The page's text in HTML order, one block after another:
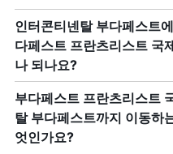
인터콘티넨탈 부다페스트
다페스트 프란츠리스트 국
나 되나요?
부다페스트 프란츠리스트
탈 부다페스트까지 이동하
엇인가요?